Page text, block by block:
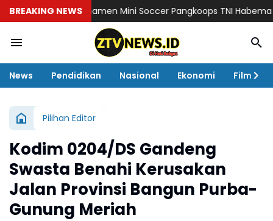
BREAKING NEWS
Turnamen Mini Soccer Pangkoops TNI Habema 2026
News Pendidikan Nasional Ekonomi Film
Pilihan Editor
Kodim 0204/DS Gandeng
Swasta Benahi Kerusakan
Jalan Provinsi Bangun Purba-
Gunung Meriah